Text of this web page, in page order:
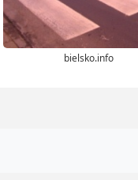
bielsko.info